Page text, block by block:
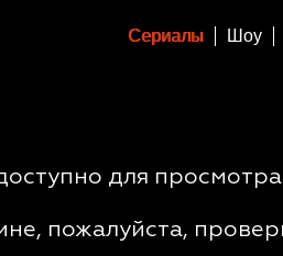
Сериалы Шоу